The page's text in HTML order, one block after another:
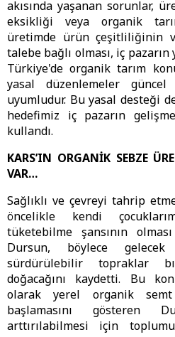
akısında yaşanan sorunlar,
eksikliği veya organik
üretimde ürün çeşitliliğinin
talebe bağlı olması, iç
Türkiye'de organik tarım
yasal düzenlemeler
uyumludur. Bu yasal desteği
hedefimiz iç pazarın
kullandı.
KARS’IN ORGANİK SEBZE
VAR…
Sağlıklı ve çevreyi tahrip
öncelikle kendi
tüketebilme şansının
Dursun, böylece
sürdürülebilir topraklar
doğacağını kaydetti. Bu
olarak yerel organik semt
başlamasını gösteren
arttırılabilmesi için